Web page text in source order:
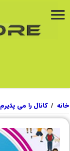
خانه / کانال را می پذیرم